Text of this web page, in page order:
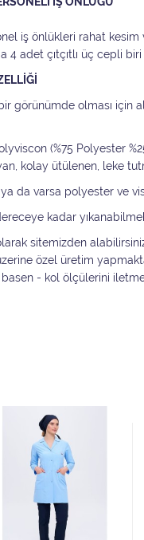
iş önlükleri rahat
4 adet çıtçıtlı üç cepli
görünümde olması için
(%75 Polyester
kolay ütülenen, leke
ya da varsa polyester ve
kadar
sitemizden
özel üretim
- kol ölçülerini